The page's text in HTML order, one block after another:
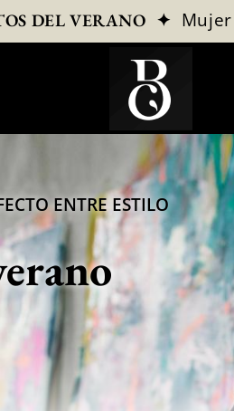
DEL VERANO ✦ Mujer
ENTRE ESTILO